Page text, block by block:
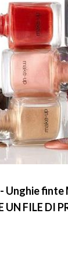
Unghie finte
FILE DI